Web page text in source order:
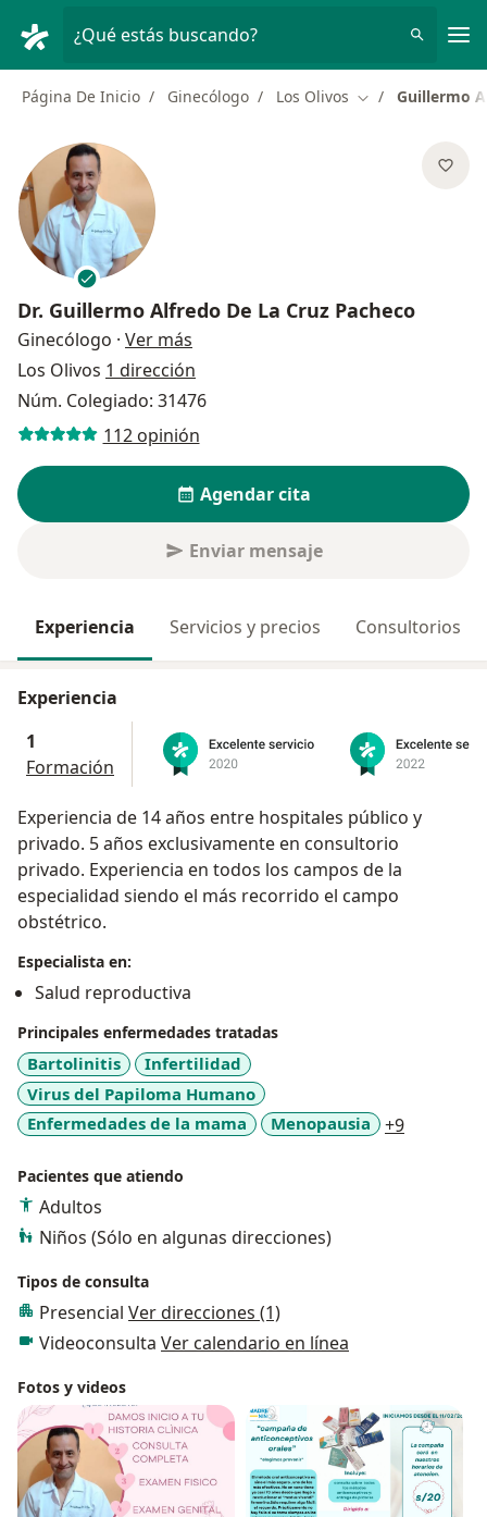
¿Qué estás buscando?
Página De Inicio Ginecólogo Los Olivos Cambiar de
Guillermo
Dr. Guillermo Alfredo De La Cruz Pacheco
Ginecólogo · Ver más
Los Olivos 1 dirección
Núm. Colegiado: 31476
112 opinión
Agendar cita
Enviar mensaje
Experiencia Servicios y precios Consultorios
Experiencia
1
Formación
Experiencia de 14 años entre hospitales público y
privado. 5 años exclusivamente en consultorio
privado. Experiencia en todos los campos de la
especialidad siendo el más recorrido el campo
obstétrico.
Especialista en:
Salud reproductiva
Principales enfermedades tratadas
Bartolinitis
Infertilidad
Virus del Papiloma Humano
Enfermedades de la mama
Menopausia +9
Pacientes que atiendo
Adultos
Niños (Sólo en algunas direcciones)
Tipos de consulta
Presencial Ver direcciones (1)
Videoconsulta Ver calendario en línea
Fotos y videos